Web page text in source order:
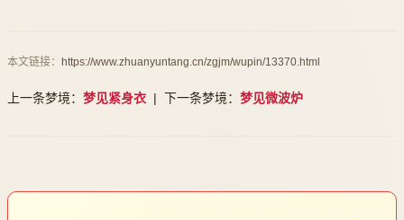
本文链接： https://www.zhuanyuntang.cn/zgjm/wupin/13370.html
上一条梦境： 梦见紧身衣 | 下一条梦境： 梦见微波炉